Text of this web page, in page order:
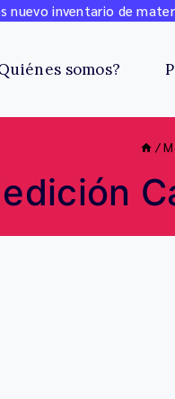
nuevo inventario de
somos?
/